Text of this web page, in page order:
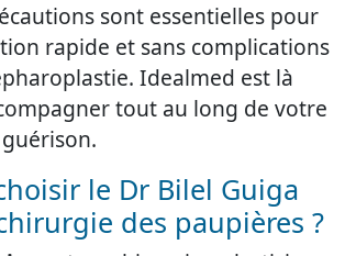
sont essentielles pour
rapide et sans complications
Idealmed est là
tout au long de votre
le Dr Bilel Guiga
des paupières ?